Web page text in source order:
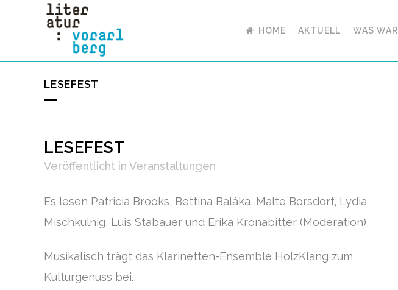
HOME AKTUELL WAS WAR
LESEFEST
LESEFEST
Veröffentlicht in Veranstaltungen
Es lesen Patricia Brooks, Bettina Baláka, Malte Borsdorf, Lydia
Mischkulnig, Luis Stabauer und Erika Kronabitter (Moderation)
Musikalisch trägt das Klarinetten-Ensemble HolzKlang zum
Kulturgenuss bei.